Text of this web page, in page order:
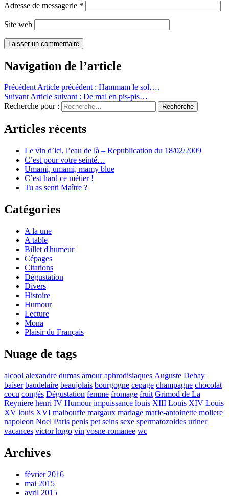
Adresse de messagerie *
Site web
Navigation de l’article
PrécédentArticle précédent : Hammam le sol….
SuivantArticle suivant : De mal en pis-pis…
Recherche pour :
Recherche
Articles récents
Le vin d’ici, l’eau de là – Republication du 18/02/2009
C’est pour votre seinté…
Umami, umami, mamy blue
C’est hard ce métier !
Tu as senti Maître ?
Catégories
A la une
A table
Billet d'humeur
Cépages
Citations
Dégustation
Divers
Histoire
Humour
Lecture
Mona
Plaisir du Français
Nuage de tags
alcool alexandre dumas amour aphrodisiaques Auguste Debay
baiser baudelaire beaujolais bourgogne cepage champagne chocolat
cocu congés Dégustation femme fromage fruit Grimod de La
Reyniere henri IV Humour impuissance louis XIII Louis XIV Louis
XV louis XVI malbouffe margaux mariage marie-antoinette moliere
napoleon Noel Paris penis pet seins sexe spermatozoides uriner
vacances victor hugo vin vosne-romanee wc
Archives
février 2016
mai 2015
avril 2015